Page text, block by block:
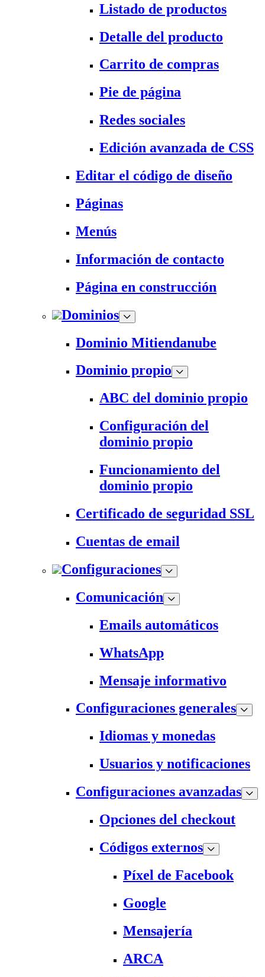
Listado de productos
Detalle del producto
Carrito de compras
Pie de página
Redes sociales
Edición avanzada de CSS
Editar el código de diseño
Páginas
Menús
Información de contacto
Página en construcción
Dominios
Dominio Mitiendanube
Dominio propio
ABC del dominio propio
Configuración del
dominio propio
Funcionamiento del
dominio propio
Certificado de seguridad SSL
Cuentas de email
Configuraciones
Comunicación
Emails automáticos
WhatsApp
Mensaje informativo
Configuraciones generales
Idiomas y monedas
Usuarios y notificaciones
Configuraciones avanzadas
Opciones del checkout
Códigos externos
Píxel de Facebook
Google
Mensajería
ARCA